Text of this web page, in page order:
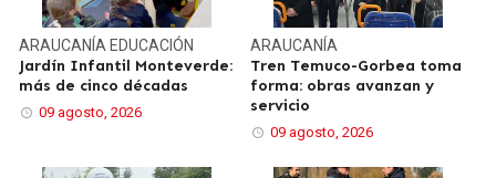
ARAUCANÍAEDUCACIÓN
Jardín Infantil Monteverde:
más de cinco décadas
09 agosto, 2026
ARAUCANÍA
Tren Temuco-Gorbea toma
forma: obras avanzan y
servicio
09 agosto, 2026